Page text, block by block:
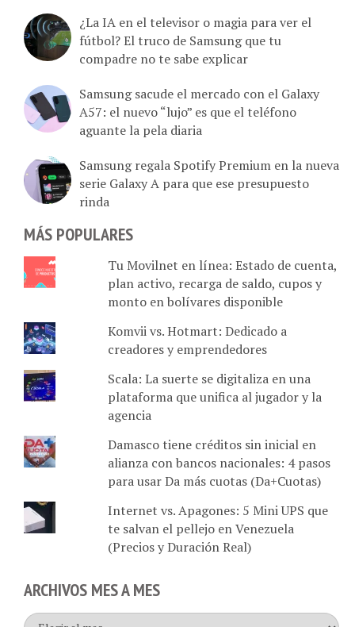
¿La IA en el televisor o magia para ver el
fútbol? El truco de Samsung que tu
compadre no te sabe explicar
Samsung sacude el mercado con el Galaxy
A57: el nuevo “lujo” es que el teléfono
aguante la pela diaria
Samsung regala Spotify Premium en la nueva
serie Galaxy A para que ese presupuesto
rinda
MÁS POPULARES
Tu Movilnet en línea: Estado de cuenta,
plan activo, recarga de saldo, cupos y
monto en bolívares disponible
Komvii vs. Hotmart: Dedicado a
creadores y emprendedores
Scala: La suerte se digitaliza en una
plataforma que unifica al jugador y la
agencia
Damasco tiene créditos sin inicial en
alianza con bancos nacionales: 4 pasos
para usar Da más cuotas (Da+Cuotas)
Internet vs. Apagones: 5 Mini UPS que
te salvan el pellejo en Venezuela
(Precios y Duración Real)
ARCHIVOS MES A MES
Archivos